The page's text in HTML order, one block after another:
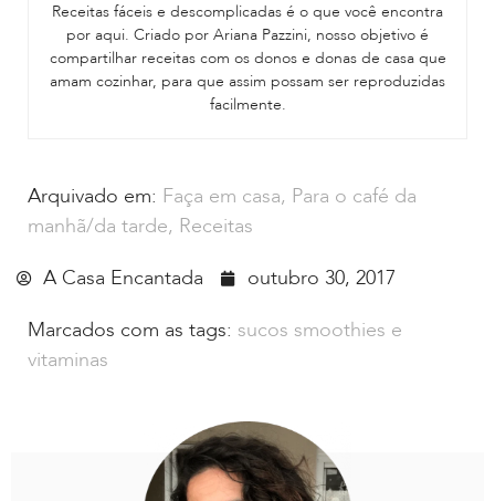
Receitas fáceis e descomplicadas é o que você encontra
por aqui. Criado por Ariana Pazzini, nosso objetivo é
compartilhar receitas com os donos e donas de casa que
amam cozinhar, para que assim possam ser reproduzidas
facilmente.
Arquivado em: Faça em casa, Para o café da
manhã/da tarde, Receitas
A Casa Encantada
outubro 30, 2017
Marcados com as tags: sucos smoothies e
vitaminas